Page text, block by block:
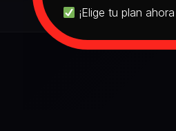
¡Elige tu plan